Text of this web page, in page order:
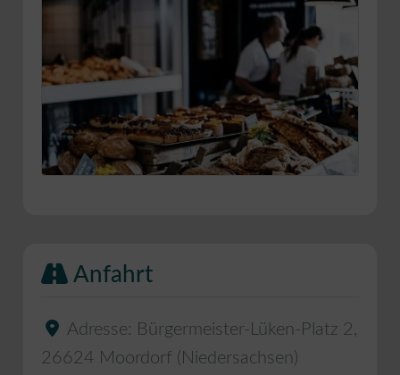
Anfahrt
Adresse: Bürgermeister-Lüken-Platz 2 ,
26624 Moordorf ( Niedersachsen)